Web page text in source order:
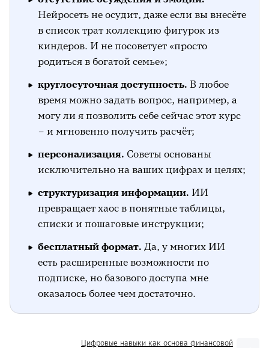
Нейросеть не осудит, даже если вы внесёте
в список трат коллекцию фигурок из
киндеров. И не посоветует «просто
родиться в богатой семье»;
круглосуточная доступность. В любое
время можно задать вопрос, например, а
могу ли я позволить себе сейчас этот курс
– и мгновенно получить расчёт;
персонализация. Советы основаны
исключительно на ваших цифрах и целях;
структуризация информации. ИИ
превращает хаос в понятные таблицы,
списки и пошаговые инструкции;
бесплатный формат. Да, у многих ИИ
есть расширенные возможности по
подписке, но базового доступа мне
оказалось более чем достаточно.
Цифровые навыки как основа финансовой